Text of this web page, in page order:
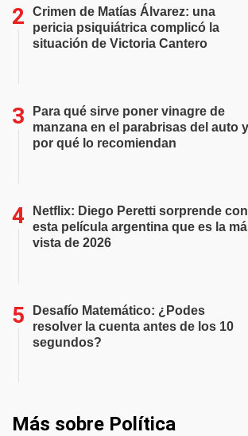
Crimen de Matías Álvarez: una
pericia psiquiátrica complicó la
situación de Victoria Cantero
Para qué sirve poner vinagre de
manzana en el parabrisas del auto y
por qué lo recomiendan
Netflix: Diego Peretti sorprende con
esta película argentina que es la
vista de 2026
Desafío Matemático: ¿Podes
resolver la cuenta antes de los 10
segundos?
Más sobre Política